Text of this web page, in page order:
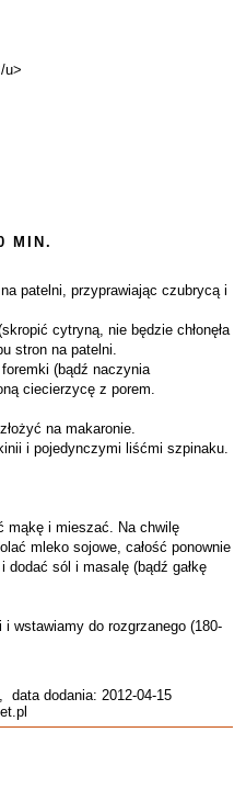
u>
MIN.
patelni, przyprawiając czubrycą i
cytryną, nie będzie chłonęła
stron na patelni.
(bądź naczynia
ciecierzycę z porem.
na makaronie.
i pojedynczymi liśćmi szpinaku.
mąkę i mieszać. Na chwilę
mleko sojowe, całość ponownie
dodać sól i masalę (bądź gałkę
wstawiamy do rozgrzanego (180-
, data dodania: 2012-04-15